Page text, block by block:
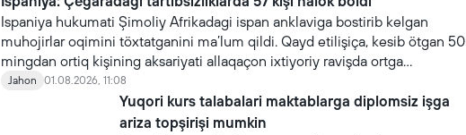
Ispaniya hukumati Şimoliy Afrikadagi ispan anklaviga bostirib kelgan
muhojirlar oqimini töxtatganini ma’lum qildi. Qayd etilişiça, kesib ötgan 50
mingdan ortiq kişining aksariyati allaqaçon ixtiyoriy ravişda ortga
qaytmoqda.
Jahon 01.08.2026, 11:08
Yuqori kurs talabalari maktablarga diplomsiz işga
ariza topşirişi mumkin